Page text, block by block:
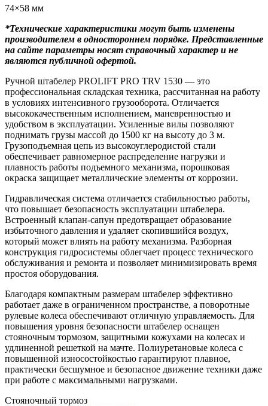
74×58 мм
*Технические характеристики могут быть изменены
производителем в одностороннем порядке. Представленные
на сайте параметры носят справочный характер и не
являются публичной офертой.
Ручной штабелер PROLIFT PRO TRV 1530 — это
профессиональная складская техника, рассчитанная на работу
в условиях интенсивного грузооборота. Отличается
высококачественным исполнением, маневренностью и
удобством в эксплуатации. Усиленные вилы позволяют
поднимать грузы массой до 1500 кг на высоту до 3 м.
Грузоподъемная цепь из высокоуглеродистой стали
обеспечивает равномерное распределение нагрузки и
плавность работы подъемного механизма, порошковая
окраска защищает металлические элементы от коррозии.
Гидравлическая система отличается стабильностью работы,
что повышает безопасность эксплуатации штабелера.
Встроенный клапан-сапун предотвращает образование
избыточного давления и удаляет скопившийся воздух,
который может влиять на работу механизма. Разборная
конструкция гидросистемы облегчает процесс технического
обслуживания и ремонта и позволяет минимизировать время
простоя оборудования.
Благодаря компактным размерам штабелер эффективно
работает даже в ограниченном пространстве, а поворотные
рулевые колеса обеспечивают отличную управляемость. Для
повышения уровня безопасности штабелер оснащен
стояночным тормозом, защитными кожухами на колесах и
удлиненной решеткой на мачте. Полиуретановые колеса с
повышенной износостойкостью гарантируют плавное,
практически бесшумное и безопасное движение техники даже
при работе с максимальными нагрузками.
Стояночный тормоз